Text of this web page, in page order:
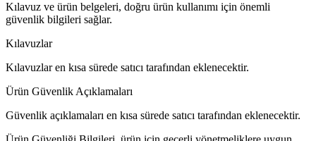
Kılavuz ve ürün belgeleri, doğru ürün kullanımı için önemli
güvenlik bilgileri sağlar.
Kılavuzlar
Kılavuzlar en kısa sürede satıcı tarafından eklenecektir.
Ürün Güvenlik Açıklamaları
Güvenlik açıklamaları en kısa sürede satıcı tarafından eklenecektir.